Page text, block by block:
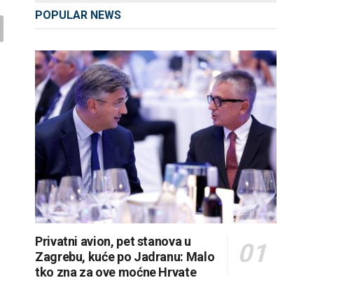
POPULAR NEWS
Privatni avion, pet stanova u
Zagrebu, kuće po Jadranu: Malo
tko zna za ove moćne Hrvate